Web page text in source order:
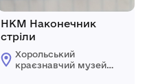
НКМ Наконечник
стріли
Хорольський
краєзнавчий музей